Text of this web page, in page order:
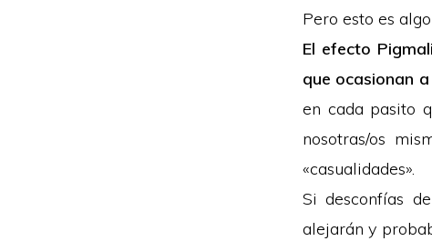
Pero esto es
El efecto
que ocasionan
en cada pasito
nosotras/os
«casualidades».
Si desconfías
alejarán y